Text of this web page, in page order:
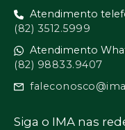
Atendimento
(82) 3512.5999
Atendimento
(82) 98833.9407
Siga o IMA nas